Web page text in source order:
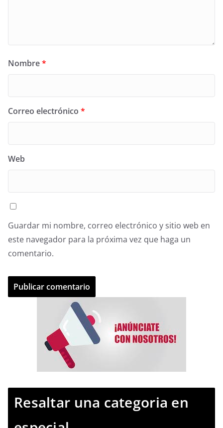
Nombre*
Correo electrónico *
Web
Guardar mi nombre, correo electrónico y sitio web en
este navegador para la próxima vez que haga un
comentario.
Resaltar una categoria en